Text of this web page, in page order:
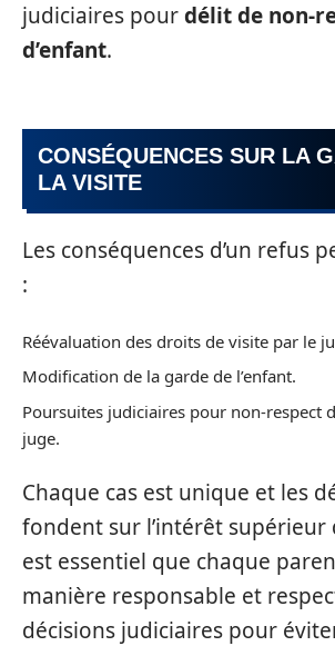
judiciaires pourdélit de non-
d’enfant.
CONSÉQUENCES SUR LA
LA VISITE
Les conséquences d’un refus
:
Réévaluation des droits de visite par le
Modification de la garde de l’enfant.
Poursuites judiciaires pour non-respect
juge.
Chaque cas est unique et les
fondent sur l’intérêt supérieur
est essentiel que chaque
manière responsable et
décisions judiciaires pour